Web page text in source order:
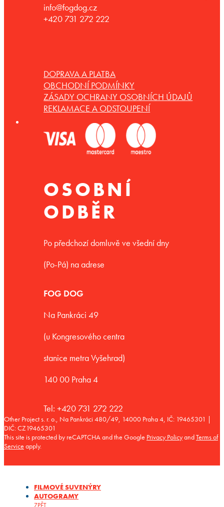
info@fogdog.cz
+420 731 272 222
DOPRAVA A PLATBA
OBCHODNÍ PODMÍNKY
ZÁSADY OCHRANY OSOBNÍCH ÚDAJŮ
REKLAMACE A ODSTOUPENÍ
OSOBNÍ
ODBĚR
Po předchozí domluvě ve všední dny
(Po-Pá) na adrese
FOG DOG
Na Pankráci 49
(u Kongresového centra
stanice metra Vyšehrad)
140 00 Praha 4
Tel: +420 731 272 222
Other Project s. r. o., Na Pankráci 480/49, 14000 Praha 4, IČ: 19465301 |
DIČ: CZ19465301
This site is protected by reCAPTCHA and the Google Privacy PolicyandTerms of
Service apply.
FILMOVÉ SUVENÝRY
AUTOGRAMY
ZPĚT